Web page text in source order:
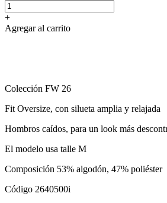
+
Agregar al carrito
Colección FW 26
Fit Oversize, con silueta amplia y relajada
Hombros caídos, para un look más
El modelo usa talle M
Composición 53% algodón, 47% poliéster
Código 2640500i